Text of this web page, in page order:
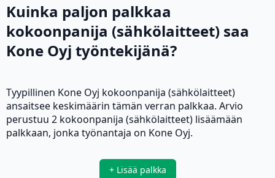
Kuinka paljon palkkaa
kokoonpanija (sähkölaitteet) saa
Kone Oyj työntekijänä?
Tyypillinen Kone Oyj kokoonpanija (sähkölaitteet)
ansaitsee keskimäärin tämän verran palkkaa. Arvio
perustuu 2 kokoonpanija (sähkölaitteet) lisäämään
palkkaan, jonka työnantaja on Kone Oyj.
+ Lisää palkka